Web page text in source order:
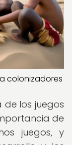
colonizadores
de los juegos
de
juegos, y